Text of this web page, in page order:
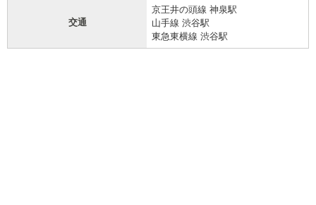
交通
京王井の頭線 神泉駅
山手線 渋谷駅
東急東横線 渋谷駅